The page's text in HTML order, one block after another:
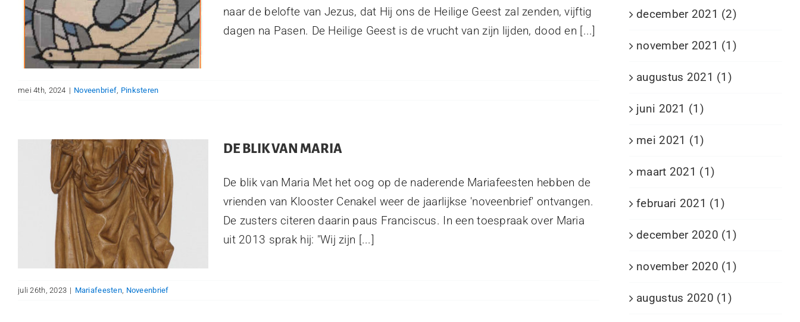
naar de belofte van Jezus, dat Hij ons de Heilige Geest zal zenden, vijftig
dagen na Pasen. De Heilige Geest is de vrucht van zijn lijden, dood en [...]
mei 4th, 2024 | Noveenbrief, Pinksteren
DE BLIK VAN MARIA
De blik van Maria Met het oog op de naderende Mariafeesten hebben de
vrienden van Klooster Cenakel weer de jaarlijkse 'noveenbrief' ontvangen.
De zusters citeren daarin paus Franciscus. In een toespraak over Maria
uit 2013 sprak hij: "Wij zijn [...]
juli 26th, 2023 | Mariafeesten Noveenbrief
december 2021 (2)
november 2021 (1)
augustus 2021 (1)
juni 2021 (1)
mei 2021 (1)
maart 2021 (1)
februari 2021 (1)
december 2020 (1)
november 2020 (1)
augustus 2020 (1)